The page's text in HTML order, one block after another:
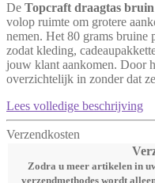
De Topcraft draagtas bruin
volop ruimte om grotere
nemen. Het 80 grams bruine
zodat kleding,
jouw klant aankomen. Door
overzichtelijk in zonder dat
Lees volledige beschrijving
Verzendkosten
Zodra u meer artikelen in
verzendmethodes wordt